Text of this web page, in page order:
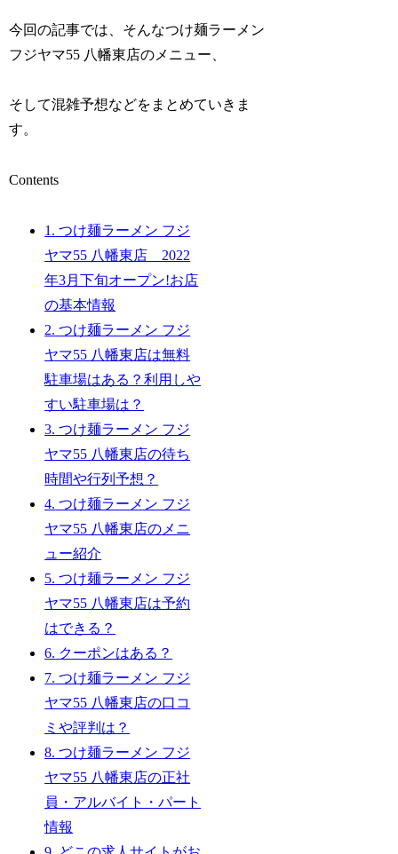
今回の記事では、そんなつけ麺ラーメン
フジヤマ55 八幡東店のメニュー、
そして混雑予想などをまとめていきま
す。
Contents
1. つけ麺ラーメン フジ
ヤマ55 八幡東店 2022
年3月下旬オープン!お店
の基本情報
2. つけ麺ラーメン フジ
ヤマ55 八幡東店は無料
駐車場はある？利用しや
すい駐車場は？
3. つけ麺ラーメン フジ
ヤマ55 八幡東店の待ち
時間や行列予想？
4. つけ麺ラーメン フジ
ヤマ55 八幡東店のメニ
ュー紹介
5. つけ麺ラーメン フジ
ヤマ55 八幡東店は予約
はできる？
6. クーポンはある？
7. つけ麺ラーメン フジ
ヤマ55 八幡東店の口コ
ミや評判は？
8. つけ麺ラーメン フジ
ヤマ55 八幡東店の正社
員・アルバイト・パート
情報